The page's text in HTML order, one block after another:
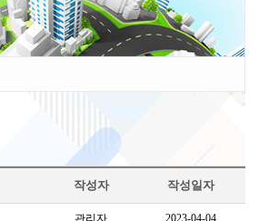
작성자 작성일자
관리자 2023-04-04